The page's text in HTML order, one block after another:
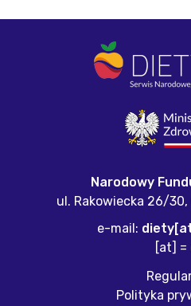
Narodowy
ul. Rakowiecka 26/30,
e-mail:
[at] =
Polityka